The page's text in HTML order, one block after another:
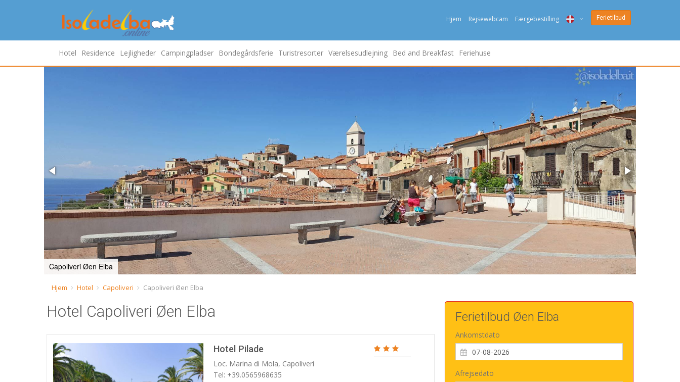
Hjem Rejsewebcam Færgebestilling
ENG
DEU
NED
FRA
PYC
DAN
ESP
Ferietilbud
Hotel Residence Lejligheder Campingpladser Bondegårdsferie Turistresorter Værelsesudlejning Bed and Breakfast Feriehuse
Capoliveri Øen Elba
Hjem Hotel Capoliveri Capoliveri Øen Elba
Hotel Capoliveri Øen Elba
Hotel Pilade
Loc. Marina di Mola, Capoliveri
Tel: +39.0565968635
Ferietilbud Øen Elba
Ankomstdato
Afrejsedato